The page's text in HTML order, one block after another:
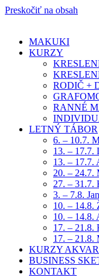
Preskočiť na obsah
MAKUKI
KURZY
RODIČ +
RANNÉ
LETNÝ TÁBOR
6. – 10.7.
13. – 17.7.
13. – 17.7.
20. – 24.7.
27. – 31.7.
3. – 7.8.
10. – 14.8.
10. – 14.8.
17. – 21.8.
17. – 21.8.
KURZY
BUSINESS
KONTAKT